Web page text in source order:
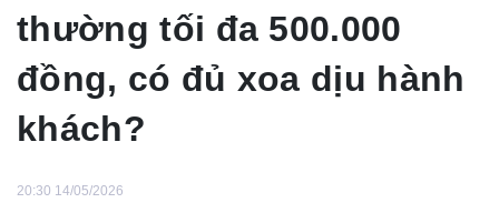
thường tối đa 500.000
đồng, có đủ xoa dịu hành
khách?
20:30 14/05/2026